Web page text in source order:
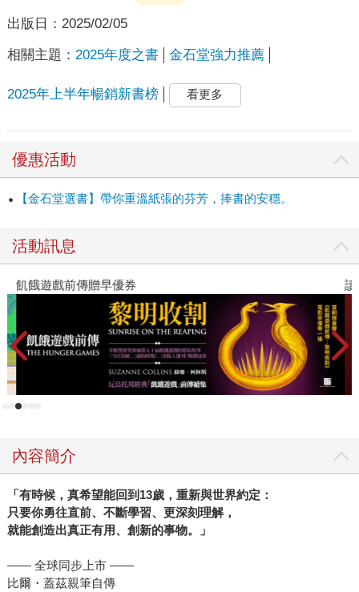
出版日： 2025/02/05
相關主題： 2025年度之書 金石堂強力推薦
2025年上半年暢銷新書榜 看更多
優惠活動
【金石堂選書】帶你重溫紙張的芬芳，捧書的安穩。
活動訊息
飢餓遊戲前傳贈早優券 讀
內容簡介
「有時候，真希望能回到13歲，重新與世界約定：
只要你勇往直前、不斷學習、更深刻理解，
就能創造出真正有用、創新的事物。」
—— 全球同步上市 ——
比爾・蓋茲親筆自傳